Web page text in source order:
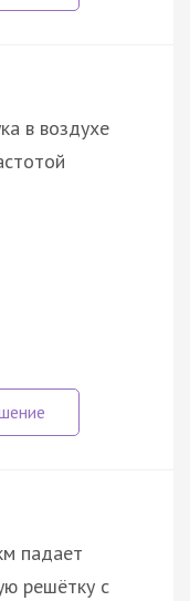
в воздухе
падает
решётку с